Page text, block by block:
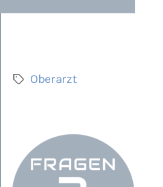
Schlagwörter
Oberarzt